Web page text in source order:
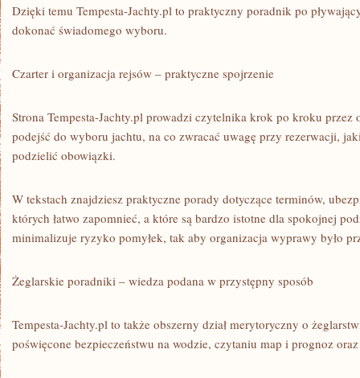
Dzięki temu Tempesta-Jachty.pl to praktyczny poradnik po
dokonać świadomego wyboru.
Czarter i organizacja rejsów – praktyczne spojrzenie
Strona Tempesta-Jachty.pl prowadzi czytelnika krok po kroku przez
podejść do wyboru jachtu, na co zwracać uwagę przy rezerwacji,
podzielić obowiązki.
W tekstach znajdziesz praktyczne porady dotyczące terminów,
których łatwo zapomnieć, a które są bardzo istotne dla spokojnej
minimalizuje ryzyko pomyłek, tak aby organizacja wyprawy było
Żeglarskie poradniki – wiedza podana w przystępny sposób
Tempesta-Jachty.pl to także obszerny dział merytoryczny o
poświęcone bezpieczeństwu na wodzie, czytaniu map i prognoz